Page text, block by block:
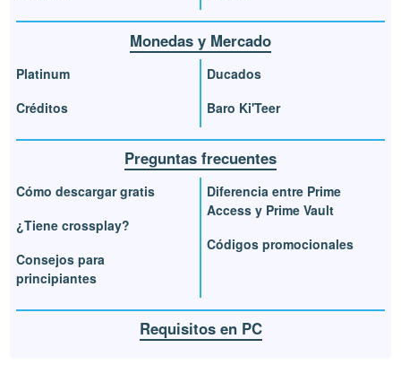
Monedas y Mercado
Platinum
Créditos
Ducados
Baro Ki'Teer
Preguntas frecuentes
Cómo descargar gratis
¿Tiene crossplay?
Consejos para
principiantes
Diferencia entre Prime
Access y Prime Vault
Códigos promocionales
Requisitos en PC